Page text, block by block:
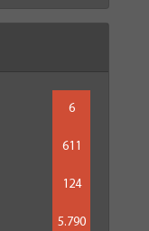
6
611
124
5.790